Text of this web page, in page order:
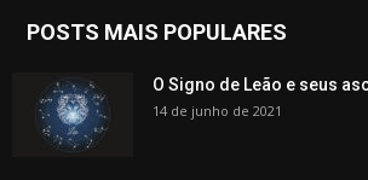
POSTS MAIS POPULARES
O Signo de Leão e seus
14 de junho de 2021